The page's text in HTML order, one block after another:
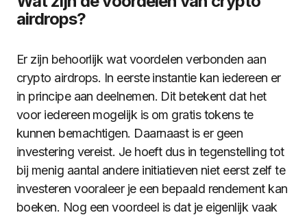
airdrops?
Er zijn behoorlijk wat voordelen verbonden aan
crypto airdrops. In eerste instantie kan iedereen er
in principe aan deelnemen. Dit betekent dat het
voor iedereen mogelijk is om gratis tokens te
kunnen bemachtigen. Daarnaast is er geen
investering vereist. Je hoeft dus in tegenstelling tot
bij menig aantal andere initiatieven niet eerst zelf te
investeren vooraleer je een bepaald rendement kan
boeken. Nog een voordeel is dat je eigenlijk vaak